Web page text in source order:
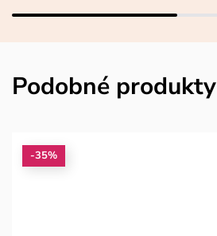
Podobné produkty
-35%